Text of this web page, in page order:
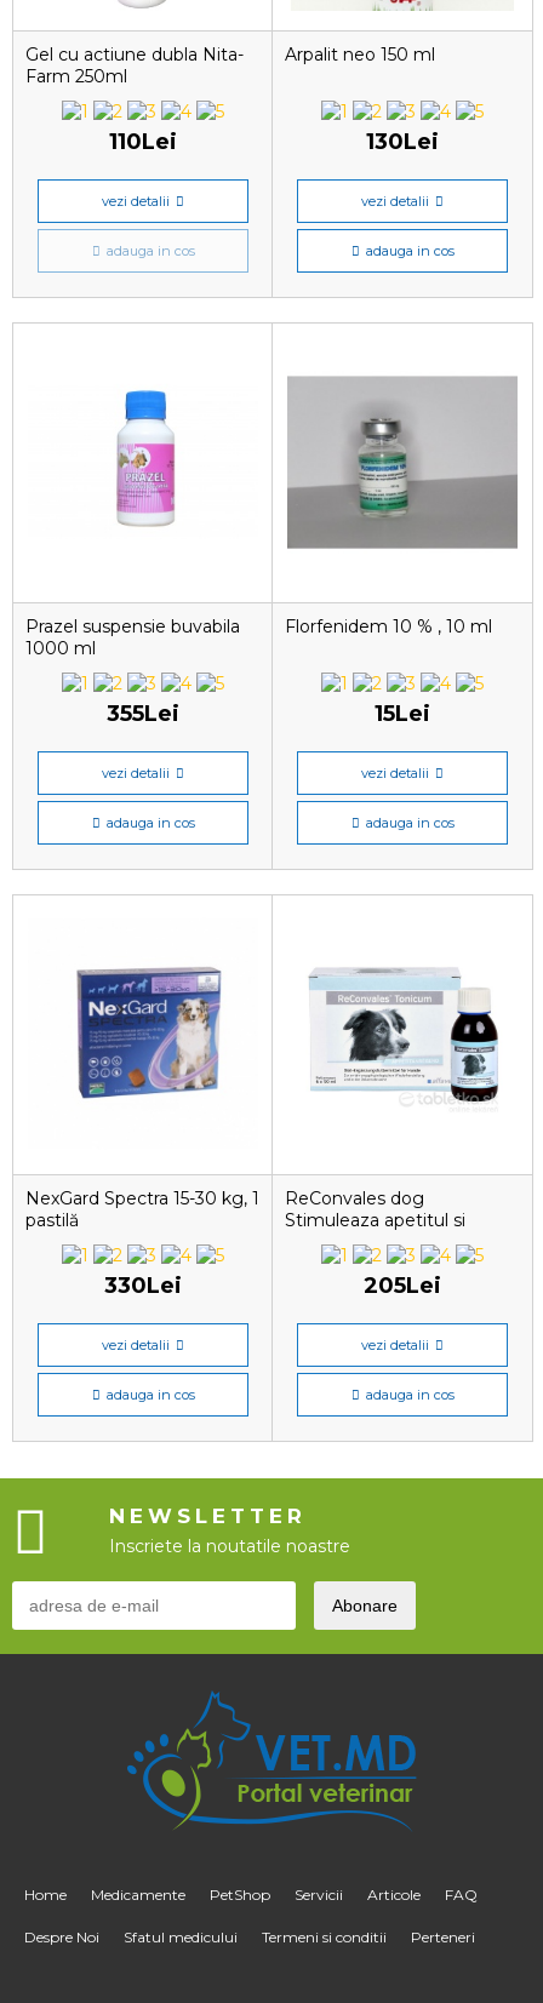
Gel cu actiune dubla Nita-
Farm 250ml
110Lei
vezi detalii
adauga in cos
Arpalit neo 150 ml
130Lei
vezi detalii
adauga in cos
Prazel suspensie buvabila
1000 ml
355Lei
vezi detalii
adauga in cos
Florfenidem 10 % , 10 ml
15Lei
vezi detalii
adauga in cos
NexGard Spectra 15-30 kg, 1
pastilă
330Lei
vezi detalii
adauga in cos
ReConvales dog
Stimuleaza apetitul si
205Lei
vezi detalii
adauga in cos
NEWSLETTER
Inscriete la noutatile noastre
Home Medicamente PetShop Servicii Articole FAQ
Despre Noi Sfatul medicului Termeni si conditii Perteneri